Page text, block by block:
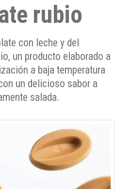
rubio
con leche y del
un producto elaborado a
a baja temperatura
un delicioso sabor a
salada.